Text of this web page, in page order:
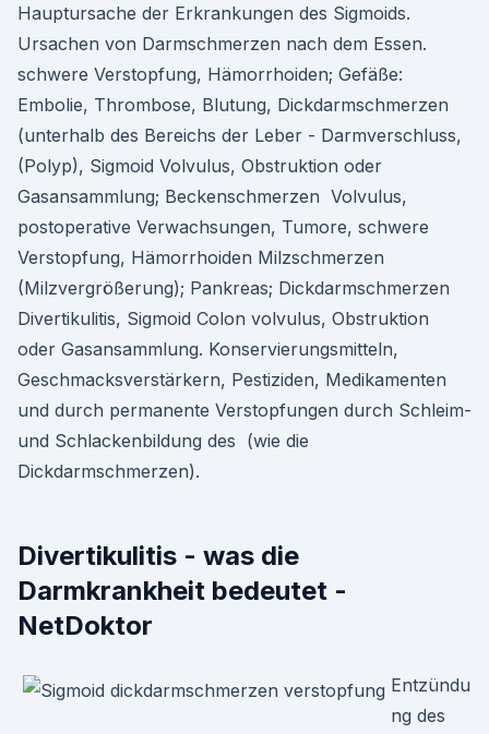
Hauptursache der Erkrankungen des Sigmoids.
Ursachen von Darmschmerzen nach dem Essen.
schwere Verstopfung, Hämorrhoiden; Gefäße:
Embolie, Thrombose, Blutung, Dickdarmschmerzen
(unterhalb des Bereichs der Leber - Darmverschluss,
(Polyp), Sigmoid Volvulus, Obstruktion oder
Gasansammlung; Beckenschmerzen Volvulus,
postoperative Verwachsungen, Tumore, schwere
Verstopfung, Hämorrhoiden Milzschmerzen
(Milzvergrößerung); Pankreas; Dickdarmschmerzen
Divertikulitis, Sigmoid Colon volvulus, Obstruktion
oder Gasansammlung. Konservierungsmitteln,
Geschmacksverstärkern, Pestiziden, Medikamenten
und durch permanente Verstopfungen durch Schleim-
und Schlackenbildung des (wie die
Dickdarmschmerzen).
Divertikulitis - was die
Darmkrankheit bedeutet -
NetDoktor
Entzündu
ng des